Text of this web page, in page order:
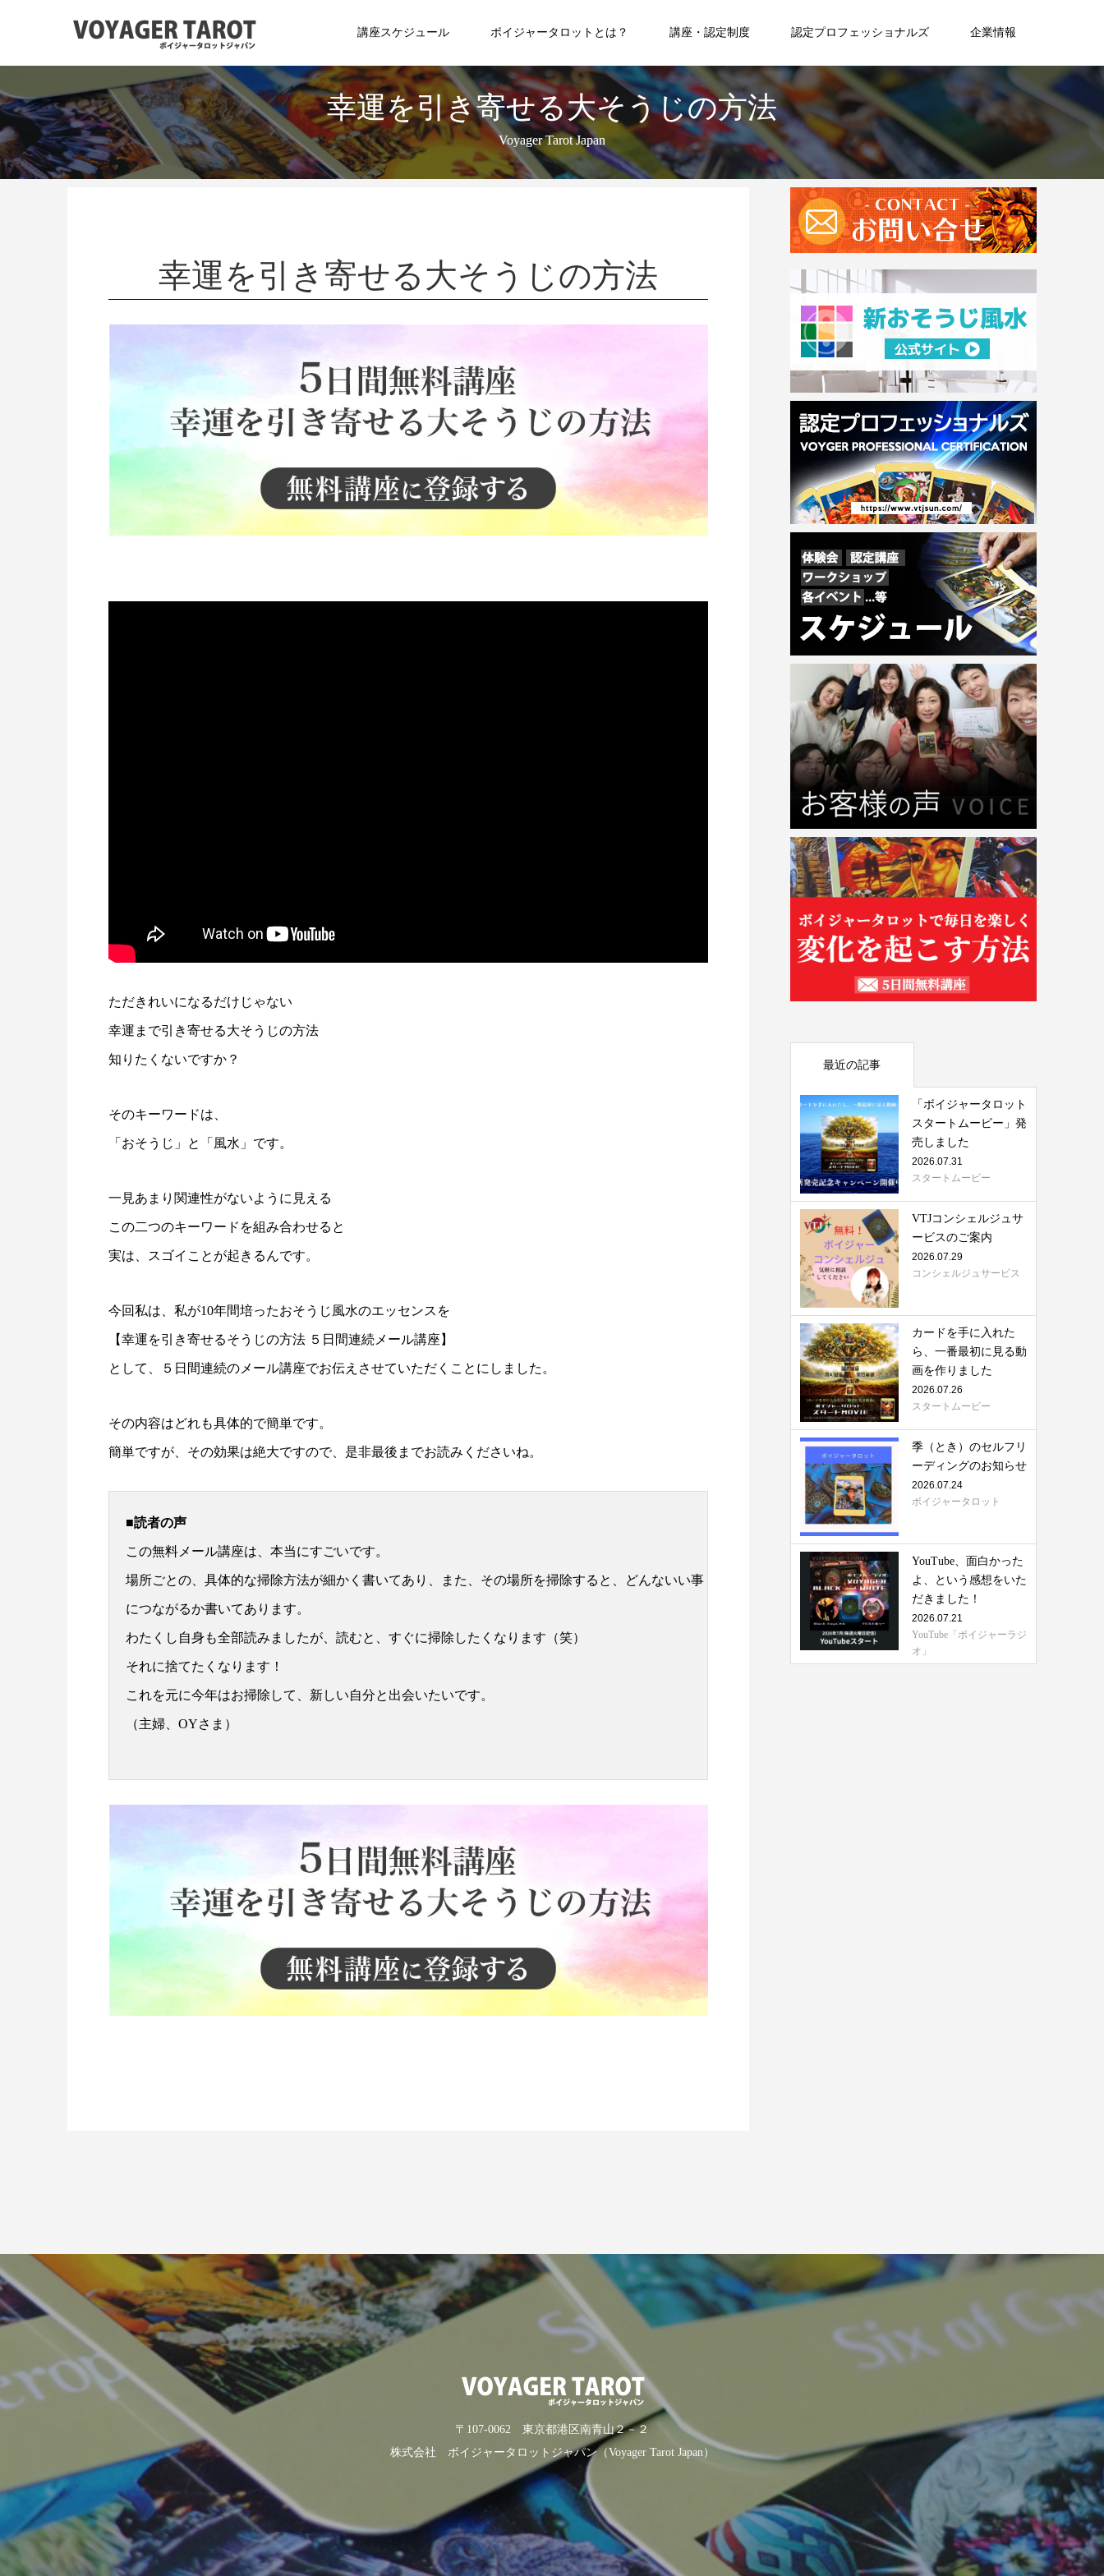
講座スケジュール ボイジャータロットとは？ 講座・認定制度 認定プロフェッショナルズ 企業情報
幸運を引き寄せる大そうじの方法
Voyager Tarot Japan
幸運を引き寄せる大そうじの方法
ただきれいになるだけじゃない
幸運まで引き寄せる大そうじの方法
知りたくないですか？
そのキーワードは、
「おそうじ」と「風水」です。
一見あまり関連性がないように見える
この二つのキーワードを組み合わせると
実は、スゴイことが起きるんです。
今回私は、私が10年間培ったおそうじ風水のエッセンスを
【幸運を引き寄せるそうじの方法 ５日間連続メール講座】
として、５日間連続のメール講座でお伝えさせていただくことにしました。
その内容はどれも具体的で簡単です。
簡単ですが、その効果は絶大ですので、是非最後までお読みくださいね。
■読者の声
この無料メール講座は、本当にすごいです。
場所ごとの、具体的な掃除方法が細かく書いてあり、また、その場所を掃除すると、どんないい事
につながるか書いてあります。
わたくし自身も全部読みましたが、読むと、すぐに掃除したくなります（笑）
それに捨てたくなります！
これを元に今年はお掃除して、新しい自分と出会いたいです。
（主婦、OYさま）
最近の記事
「ボイジャータロット
スタートムービー」発
売しました
2026.07.31
スタートムービー
VTJコンシェルジュサ
ービスのご案内
2026.07.29
コンシェルジュサービス
カードを手に入れた
ら、一番最初に見る動
画を作りました
2026.07.26
スタートムービー
季（とき）のセルフリ
ーディングのお知らせ
2026.07.24
ボイジャータロット
YouTube、面白かった
よ、という感想をいた
だきました！
2026.07.21
YouTube「ボイジャーラジ
オ」
〒107-0062 東京都港区南青山２－２
株式会社 ボイジャータロットジャパン（Voyager Tarot Japan）